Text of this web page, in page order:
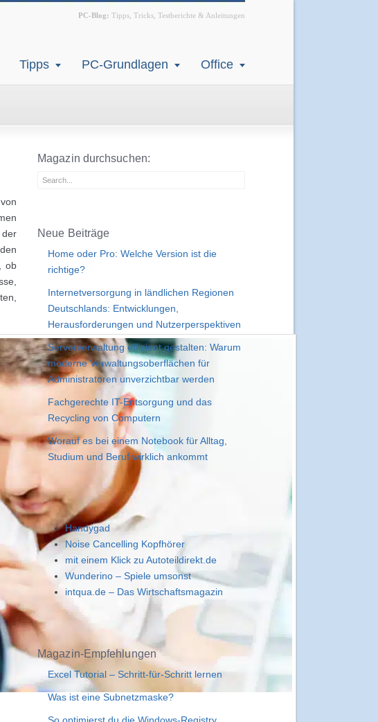
PC-Blog: Tipps, Tricks, Testberichte & Anleitungen
Tipps PC-Grundlagen Office
ob
Magazin durchsuchen:
Neue Beiträge
Home oder Pro: Welche Version ist die
richtige?
Internetversorgung in ländlichen Regionen
Deutschlands: Entwicklungen,
Herausforderungen und Nutzerperspektiven
Serververwaltung effizient gestalten: Warum
moderne Verwaltungsoberflächen für
Administratoren unverzichtbar werden
Fachgerechte IT-Entsorgung und das
Recycling von Computern
Worauf es bei einem Notebook für Alltag,
Studium und Beruf wirklich ankommt
Handygad
Noise Cancelling Kopfhörer
mit einem Klick zu Autoteildirekt.de
Wunderino – Spiele umsonst
intqua.de – Das Wirtschaftsmagazin
Magazin-Empfehlungen
Excel Tutorial – Schritt-für-Schritt lernen
Was ist eine Subnetzmaske?